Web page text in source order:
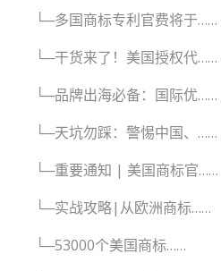
└─多国商标专利官费将于……
└─干货来了！美国授权代……
└─品牌出海必备：国际优……
└─天坑勿踩：警惕中国、……
└─重要通知 | 美国商标官……
└─实战攻略|从欧洲商标……
└─53000个美国商标……